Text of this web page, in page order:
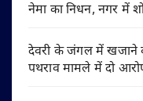
नेमा का निधन, नगर में
देवरी के जंगल में खजाने
पथराव मामले में दो